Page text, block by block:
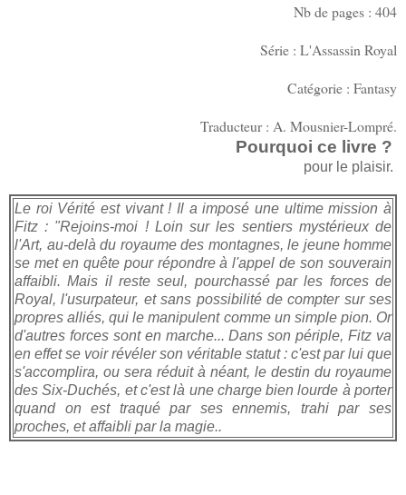
Nb de pages : 404
Série : L'Assassin Royal
Catégorie : Fantasy
Traducteur : A. Mousnier-Lompré.
Pourquoi ce livre ?
pour le plaisir.
Le roi Vérité est vivant ! Il a imposé une ultime mission à
Fitz : "Rejoins-moi ! Loin sur les sentiers mystérieux de
l'Art, au-delà du royaume des montagnes, le jeune homme
se met en quête pour répondre à l'appel de son souverain
affaibli. Mais il reste seul, pourchassé par les forces de
Royal, l'usurpateur, et sans possibilité de compter sur ses
propres alliés, qui le manipulent comme un simple pion. Or
d'autres forces sont en marche... Dans son périple, Fitz va
en effet se voir révéler son véritable statut : c'est par lui que
s'accomplira, ou sera réduit à néant, le destin du royaume
des Six-Duchés, et c'est là une charge bien lourde à porter
quand on est traqué par ses ennemis, trahi par ses
proches, et affaibli par la magie..